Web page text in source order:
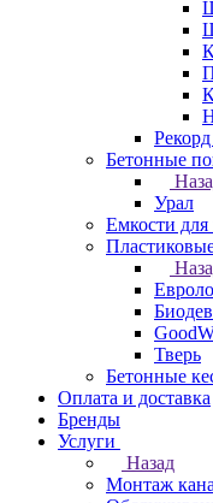
Бетонные
Урал
Емкости
Тверь
Бетонные
Оплата и доставка
Бренды
Услуги
Назад
Монтаж